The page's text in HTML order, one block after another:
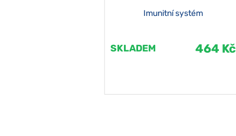
Imunitní systém
SKLADEM 464 Kč